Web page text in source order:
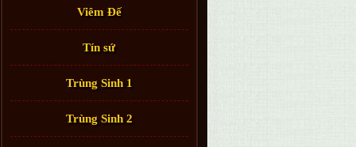
Viêm Đế
Tín sứ
Trùng Sinh 1
Trùng Sinh 2